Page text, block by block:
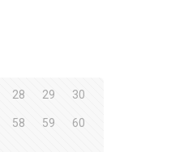
28 29 30
58 59 60